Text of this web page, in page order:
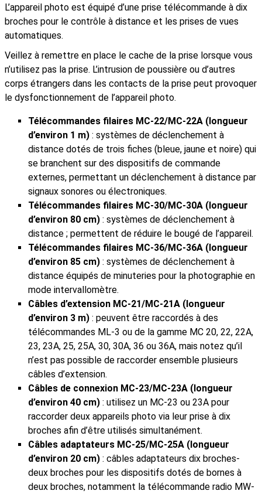
L’appareil photo est équipé d’une prise télécommande à dix
broches pour le contrôle à distance et les prises de vues
automatiques.
Veillez à remettre en place le cache de la prise lorsque vous
n’utilisez pas la prise. L’intrusion de poussière ou d’autres
corps étrangers dans les contacts de la prise peut provoquer
le dysfonctionnement de l’appareil photo.
Télécommandes filaires MC‑22/MC‑22A (longueur
d’environ 1 m) : systèmes de déclenchement à
distance dotés de trois fiches (bleue, jaune et noire) qui
se branchent sur des dispositifs de commande
externes, permettant un déclenchement à distance par
signaux sonores ou électroniques.
Télécommandes filaires MC‑30/MC‑30A (longueur
d’environ 80 cm) : systèmes de déclenchement à
distance ; permettent de réduire le bougé de l’appareil.
Télécommandes filaires MC‑36/MC‑36A (longueur
d’environ 85 cm) : systèmes de déclenchement à
distance équipés de minuteries pour la photographie en
mode intervallomètre.
Câbles d’extension MC‑21/MC‑21A (longueur
d’environ 3 m) : peuvent être raccordés à des
télécommandes ML-3 ou de la gamme MC 20, 22, 22A,
23, 23A, 25, 25A, 30, 30A, 36 ou 36A, mais notez qu’il
n’est pas possible de raccorder ensemble plusieurs
câbles d’extension.
Câbles de connexion MC‑23/MC‑23A (longueur
d’environ 40 cm) : utilisez un MC‑23 ou 23A pour
raccorder deux appareils photo via leur prise à dix
broches afin d’être utilisés simultanément.
Câbles adaptateurs MC‑25/MC‑25A (longueur
d’environ 20 cm) : câbles adaptateurs dix broches-
deux broches pour les dispositifs dotés de bornes à
deux broches, notamment la télécommande radio MW-